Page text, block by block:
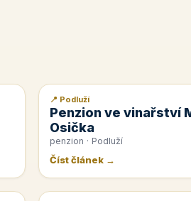
📰 PR článek
📍 Podluží
Penzion ve vinařství
Osička
penzion · Podluží
Číst článek →